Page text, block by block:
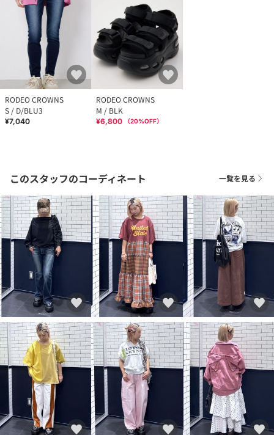
RODEO CROWNS
S / D/BLU3
¥7,040
RODEO CROWNS
M / BLK
¥6,800 （20%OFF）
このスタッフのコーディネート 一覧を見る